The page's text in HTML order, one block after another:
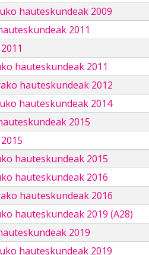
hauteskundeak 2009
2011
hauteskundeak 2011
hauteskundeak 2012
hauteskundeak 2014
2015
hauteskundeak 2015
hauteskundeak 2016
hauteskundeak 2016
hauteskundeak 2019 (A28)
2019
hauteskundeak 2019